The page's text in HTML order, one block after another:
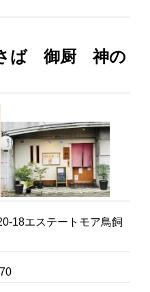
ば 御厨 神の
18エステートモア鳥飼